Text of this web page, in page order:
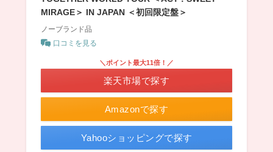
MIRAGE＞ IN JAPAN ＜初回限定盤＞
ノーブランド品
口コミを見る
Amazonで探す
＼ポイント最大11倍！／
楽天市場で探す
Yahooショッピングで探す